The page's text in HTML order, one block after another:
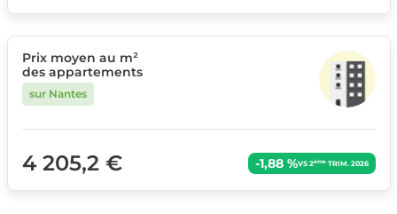
Prix moyen au m²
des appartements
sur Nantes
4 205,2 € -1,88 %VS 2èmeTRIM. 2026